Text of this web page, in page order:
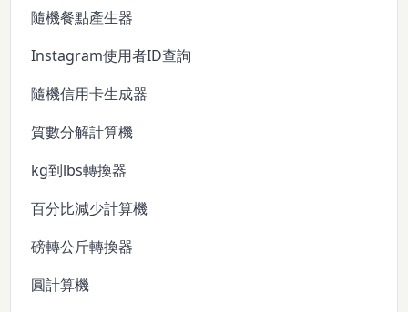
隨機餐點產生器
Instagram使用者ID查詢
隨機信用卡生成器
質數分解計算機
kg到lbs轉換器
百分比減少計算機
磅轉公斤轉換器
圓計算機